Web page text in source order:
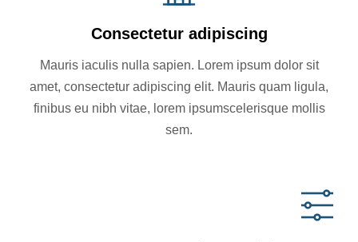
Consectetur adipiscing
Mauris iaculis nulla sapien. Lorem ipsum dolor sit
amet, consectetur adipiscing elit. Mauris quam ligula,
finibus eu nibh vitae, lorem ipsumscelerisque mollis
sem.